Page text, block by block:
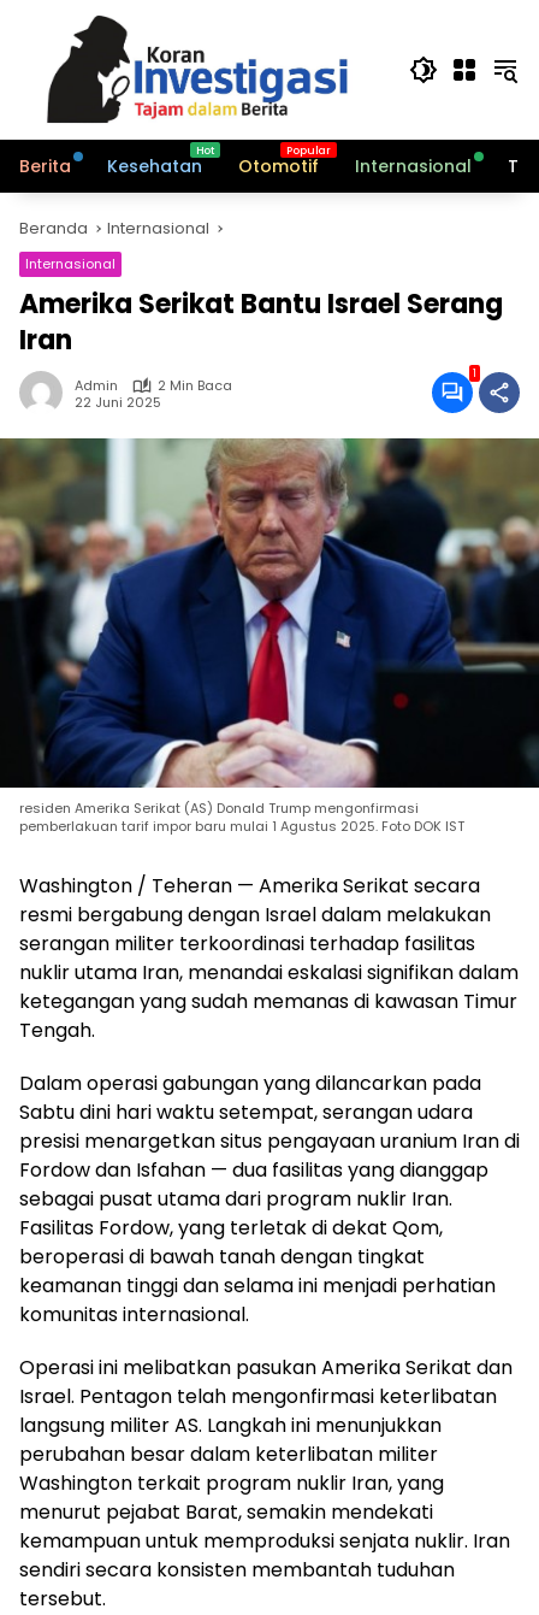
Berita Kesehatan Otomotif Internasional
Beranda Internasional
Internasional
Amerika Serikat Bantu Israel Serang
Iran
Admin
2 Min Baca
22 Juni 2025
1
residen Amerika Serikat (AS) Donald Trump mengonfirmasi
pemberlakuan tarif impor baru mulai 1 Agustus 2025. Foto DOK IST
Washington / Teheran — Amerika Serikat secara
resmi bergabung dengan Israel dalam melakukan
serangan militer terkoordinasi terhadap fasilitas
nuklir utama Iran, menandai eskalasi signifikan dalam
ketegangan yang sudah memanas di kawasan Timur
Tengah.
Dalam operasi gabungan yang dilancarkan pada
Sabtu dini hari waktu setempat, serangan udara
presisi menargetkan situs pengayaan uranium Iran di
Fordow dan Isfahan — dua fasilitas yang dianggap
sebagai pusat utama dari program nuklir Iran.
Fasilitas Fordow, yang terletak di dekat Qom,
beroperasi di bawah tanah dengan tingkat
keamanan tinggi dan selama ini menjadi perhatian
komunitas internasional.
Operasi ini melibatkan pasukan Amerika Serikat dan
Israel. Pentagon telah mengonfirmasi keterlibatan
langsung militer AS. Langkah ini menunjukkan
perubahan besar dalam keterlibatan militer
Washington terkait program nuklir Iran, yang
menurut pejabat Barat, semakin mendekati
kemampuan untuk memproduksi senjata nuklir. Iran
sendiri secara konsisten membantah tuduhan
tersebut.